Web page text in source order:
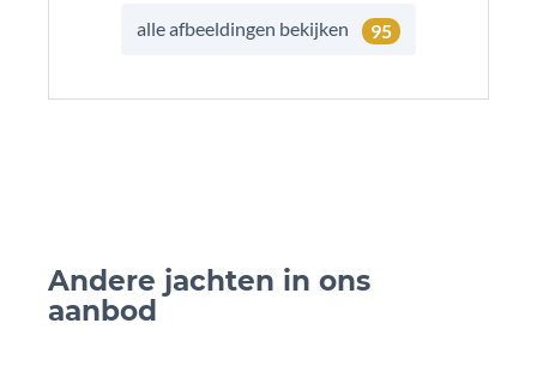
alle afbeeldingen bekijken 95
Andere jachten in ons
aanbod